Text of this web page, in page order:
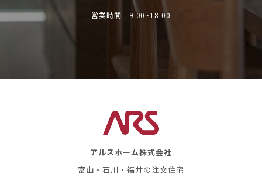
営業時間 9:00~18:00
アルスホーム株式会社
富山・石川・福井の注文住宅